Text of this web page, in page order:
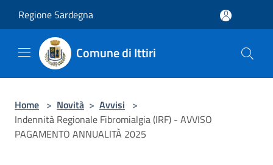
Regione Sardegna
Comune di Ittiri
Home > Novità > Avvisi >
Indennità Regionale Fibromialgia (IRF) - AVVISO
PAGAMENTO ANNUALITÀ 2025